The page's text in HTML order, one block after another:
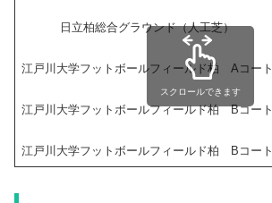
日立柏総合グラウンド（人工芝）
江戸川大学フットボールフィールド柏 Aコート
江戸川大学フットボールフィールド柏 Bコート
江戸川大学フットボールフィールド柏 Bコート
スクロールできます